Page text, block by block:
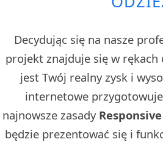
Decydując się na nasze
projekt znajduje się w
jest Twój realny zysk i
internetowe
najnowsze zasady
będzie prezentować się i